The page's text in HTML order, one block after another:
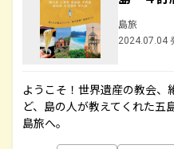
島旅
2024.07.04
ようこそ！世界遺産の教会
ど、島の人が教えてくれた五
島旅へ。